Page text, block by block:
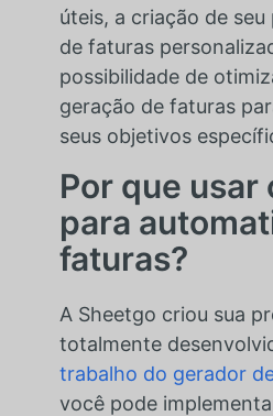
úteis, a criação de
de faturas
possibilidade de
geração de faturas
seus objetivos
Por que usar
para
faturas?
A Sheetgo criou sua
totalmente
trabalho do gerador
você pode